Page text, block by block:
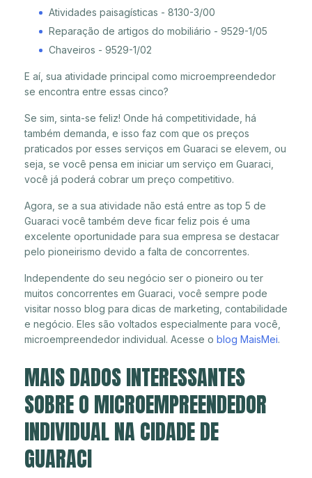
Atividades paisagísticas - 8130-3/00
Reparação de artigos do mobiliário - 9529-1/05
Chaveiros - 9529-1/02
E aí, sua atividade principal como microempreendedor
se encontra entre essas cinco?
Se sim, sinta-se feliz! Onde há competitividade, há
também demanda, e isso faz com que os preços
praticados por esses serviços em Guaraci se elevem, ou
seja, se você pensa em iniciar um serviço em Guaraci,
você já poderá cobrar um preço competitivo.
Agora, se a sua atividade não está entre as top 5 de
Guaraci você também deve ficar feliz pois é uma
excelente oportunidade para sua empresa se destacar
pelo pioneirismo devido a falta de concorrentes.
Independente do seu negócio ser o pioneiro ou ter
muitos concorrentes em Guaraci, você sempre pode
visitar nosso blog para dicas de marketing, contabilidade
e negócio. Eles são voltados especialmente para você,
microempreendedor individual. Acesse o blog MaisMei.
MAIS DADOS INTERESSANTES
SOBRE O MICROEMPREENDEDOR
INDIVIDUAL NA CIDADE DE
GUARACI